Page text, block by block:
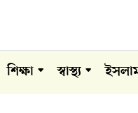
শিক্ষা স্বাস্থ্য